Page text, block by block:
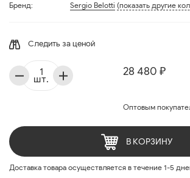
Бренд:
Sergio Belotti (показать другие
Следить за ценой
28 480 ₽
Оптовым
шт.
В КОРЗИНУ
Доставка товара осуществляется в течение 1-5